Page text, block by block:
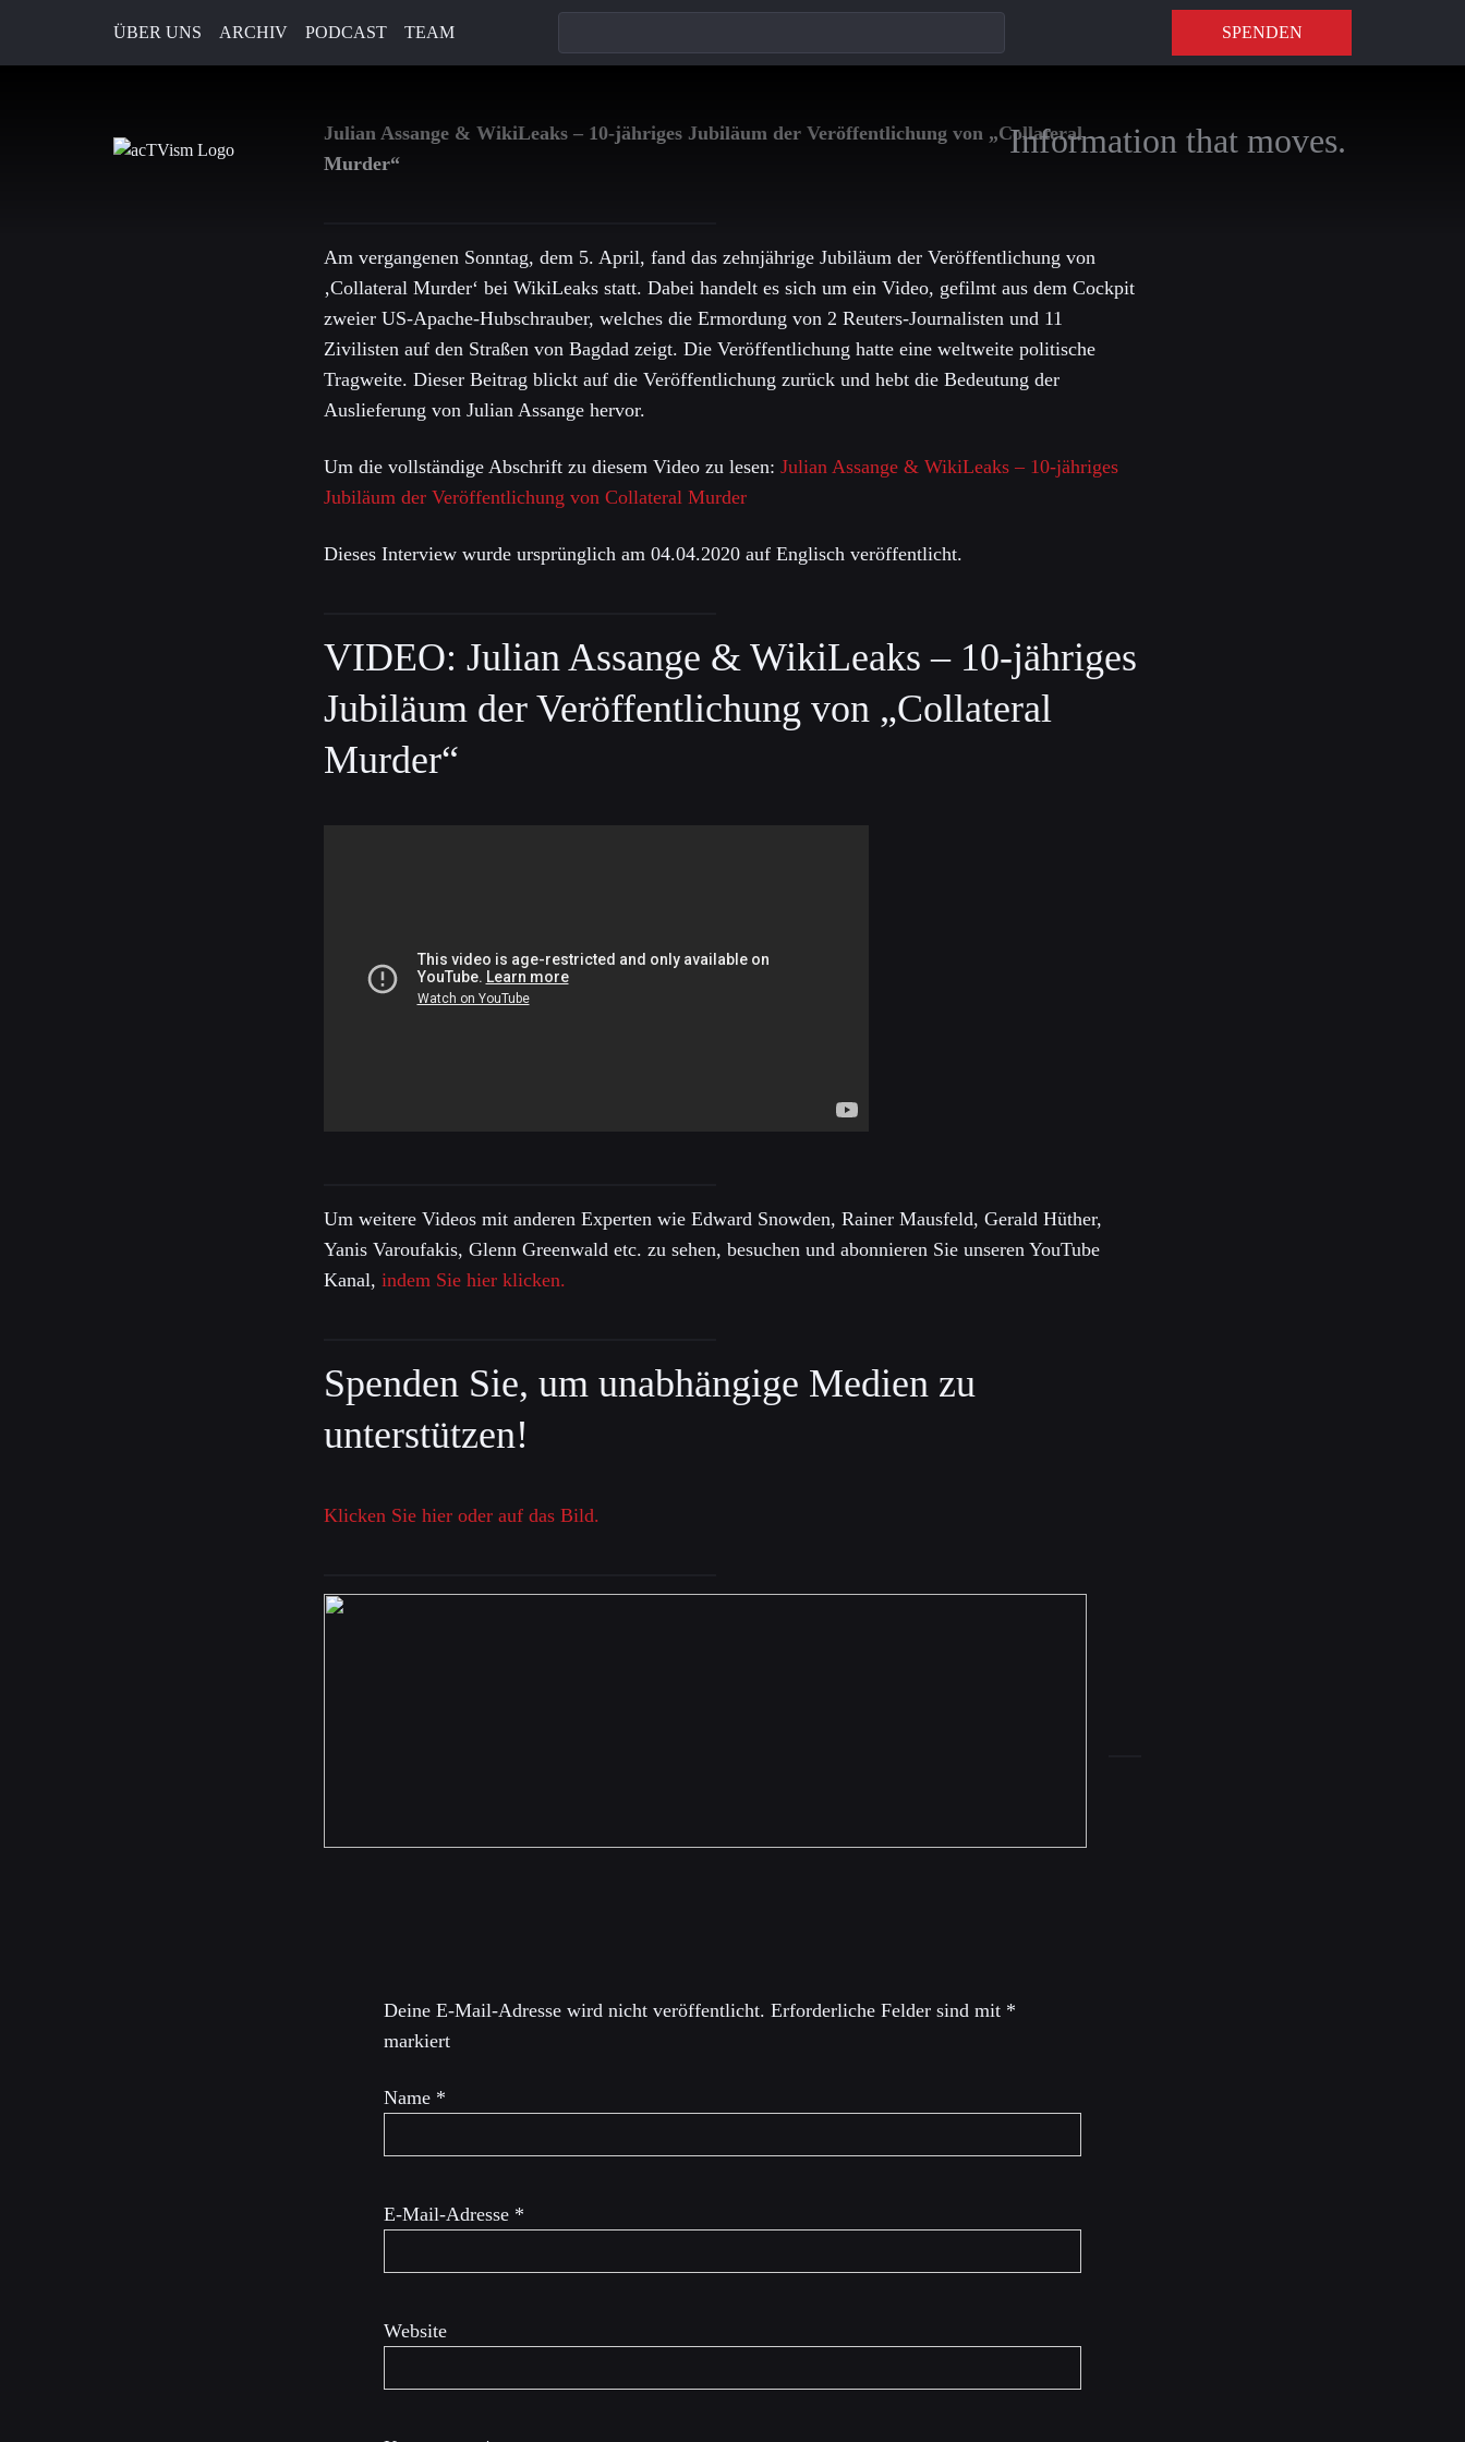
ÜBER UNS ARCHIV PODCAST TEAM SPENDEN
Information that moves.
21. April 2020
Julian Assange & WikiLeaks – 10-jähriges Jubiläum der Veröffentlichung von „Collateral
Murder“
Am vergangenen Sonntag, dem 5. April, fand das zehnjährige Jubiläum der Veröffentlichung von
‚Collateral Murder‘ bei WikiLeaks statt. Dabei handelt es sich um ein Video, gefilmt aus dem Cockpit
zweier US-Apache-Hubschrauber, welches die Ermordung von 2 Reuters-Journalisten und 11
Zivilisten auf den Straßen von Bagdad zeigt. Die Veröffentlichung hatte eine weltweite politische
Tragweite. Dieser Beitrag blickt auf die Veröffentlichung zurück und hebt die Bedeutung der
Auslieferung von Julian Assange hervor.
Um die vollständige Abschrift zu diesem Video zu lesen: Julian Assange & WikiLeaks – 10-jähriges
Jubiläum der Veröffentlichung von Collateral Murder
Dieses Interview wurde ursprünglich am 04.04.2020 auf Englisch veröffentlicht.
VIDEO: Julian Assange & WikiLeaks – 10-jähriges
Jubiläum der Veröffentlichung von „Collateral
Murder“
Um weitere Videos mit anderen Experten wie Edward Snowden, Rainer Mausfeld, Gerald Hüther,
Yanis Varoufakis, Glenn Greenwald etc. zu sehen, besuchen und abonnieren Sie unseren YouTube
Kanal,indem Sie hier klicken.
Spenden Sie, um unabhängige Medien zu
unterstützen!
Klicken Sie hier oder auf das Bild.
Deine E-Mail-Adresse wird nicht veröffentlicht. Erforderliche Felder sind mit *
markiert
Name *
E-Mail-Adresse *
Website